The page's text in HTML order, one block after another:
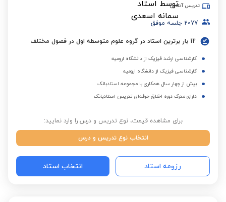
تدریس آنلاین
2077 جلسه موفق
12 بار برترین استاد در گروه علوم متوسطه اول در فصول مختلف
کارشناسی ارشد فیزیک از دانشگاه ارومیه
کارشناسی فیزیک از دانشگاه ارومیه
بیش از چهار سال همکاری با مجموعه استادبانک
دارای مدرک دوره اخلاق حرفه‌ای تدریس استادبانک
برای مشاهده قیمت، نوع تدریس و درس را وارد نمایید:
انتخاب نوع تدریس و درس
رزومه استاد انتخاب استاد